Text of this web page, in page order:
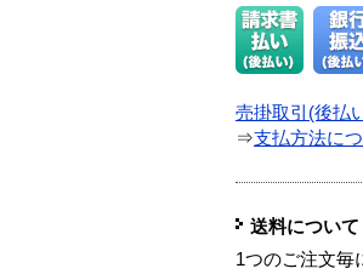
売掛取引(後払
⇒支払方法に
送料について
1つのご注文毎